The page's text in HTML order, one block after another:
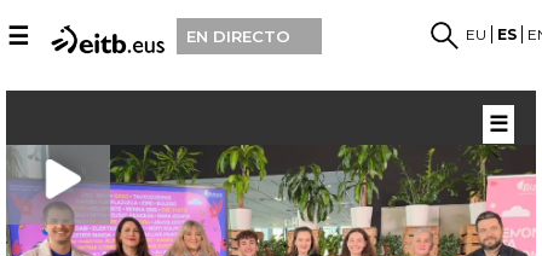
☰ EN DIRECTO EU ES
☰